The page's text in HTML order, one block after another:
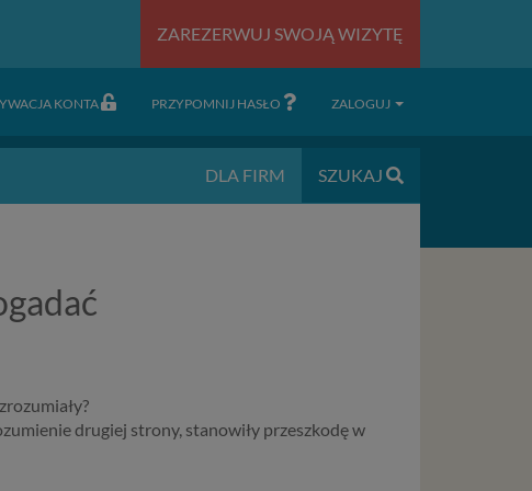
ZAREZERWUJ SWOJĄ WIZYTĘ
KONTA PRZYPOMNIJ HASŁO ZALOGUJ
DLA FIRM SZUKAJ
drugiej strony, stanowiły przeszkodę w